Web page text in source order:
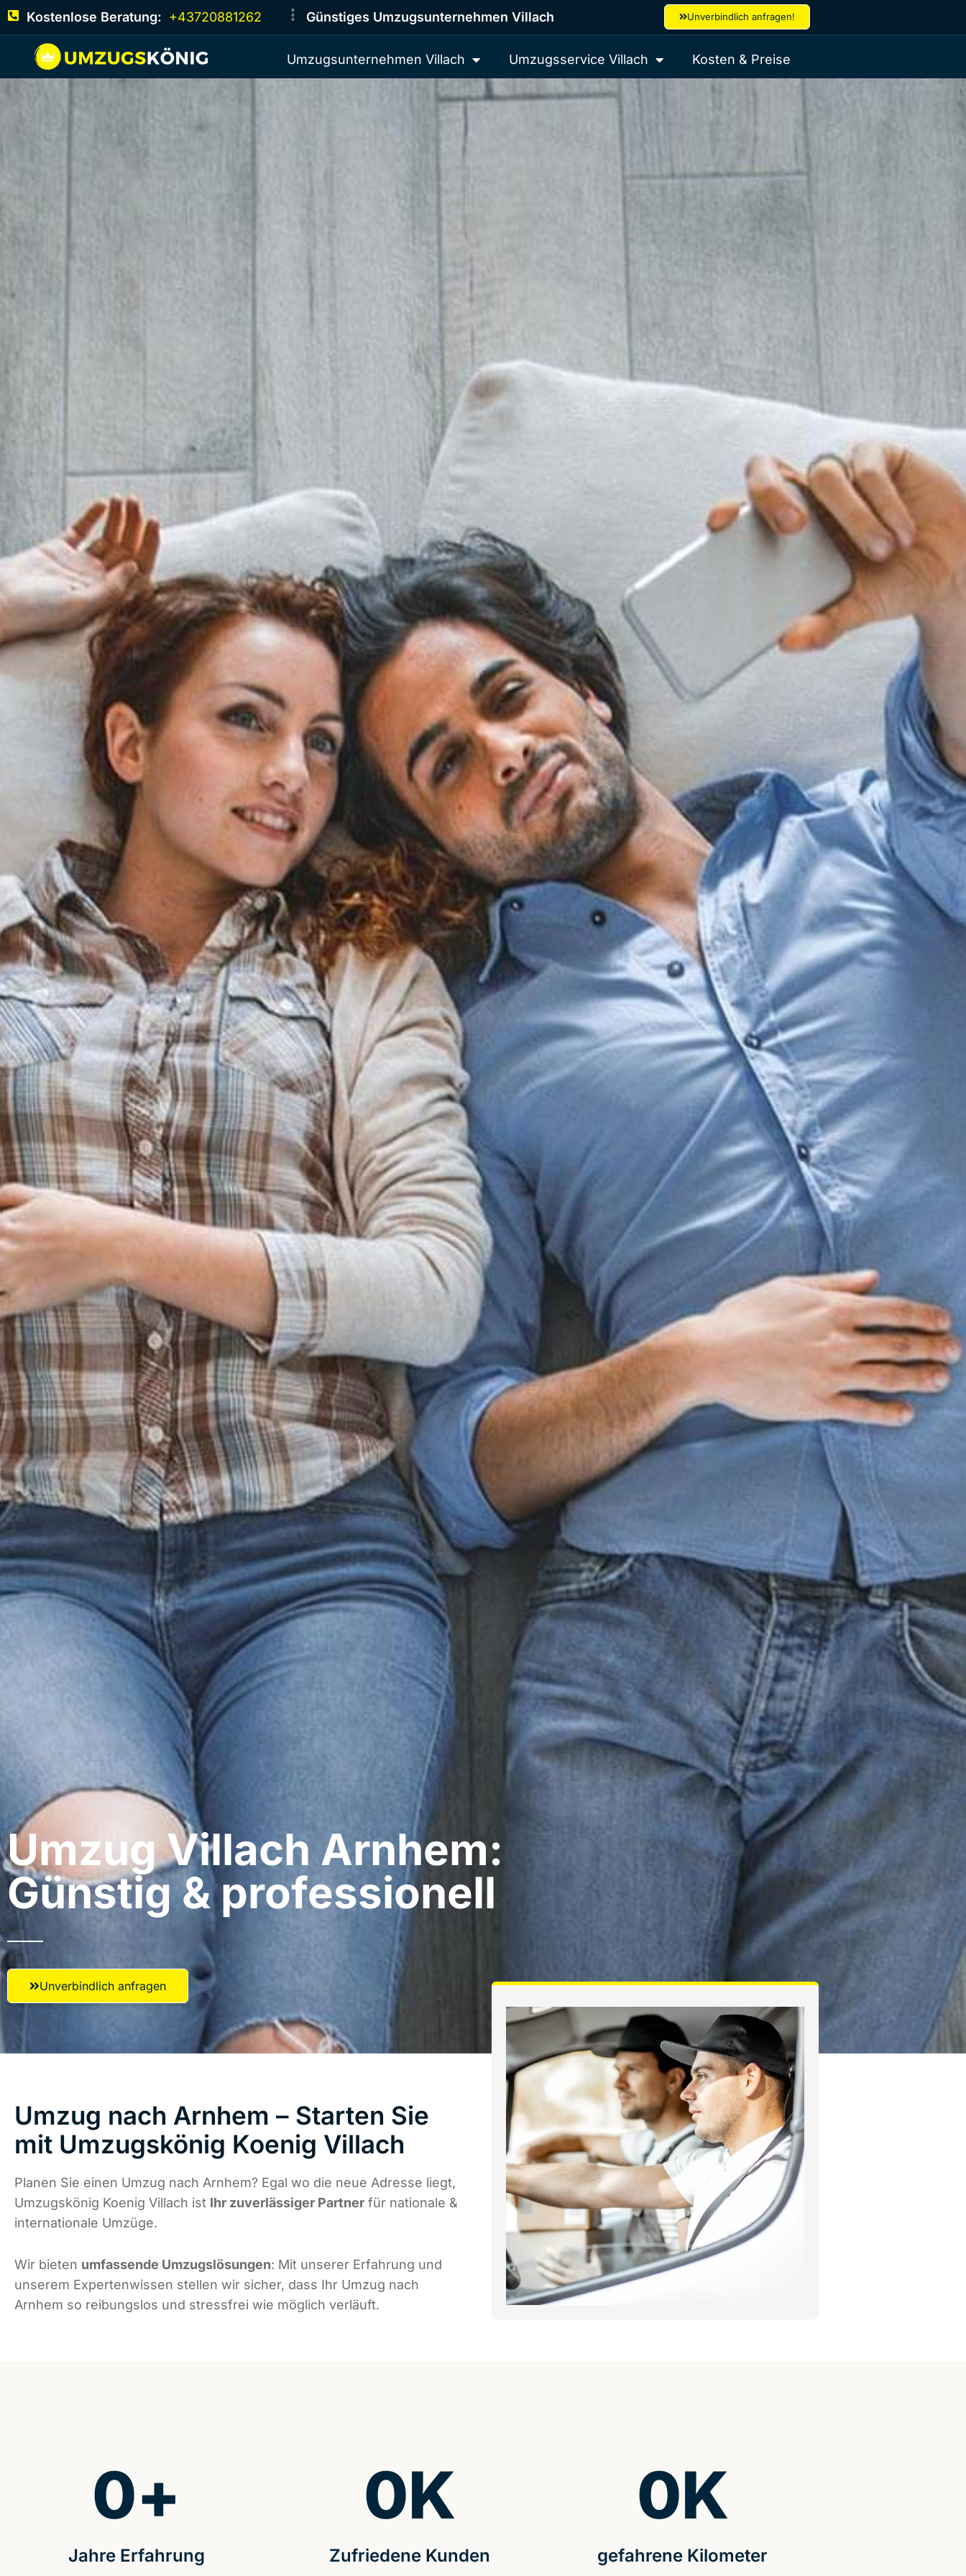
Kostenlose Beratung: +43720881262 Günstiges Umzugsunternehmen Villach Unverbindlich anfragen!
Umzugsunternehmen Villach Umzugsservice Villach Kosten & Preise
Umzug Villach​ Arnhem:
Günstig & professionell​
Unverbindlich anfragen
Umzug nach Arnhem – Starten Sie
mit Umzugskönig Koenig Villach
Planen Sie einen Umzug nach Arnhem? Egal wo die neue Adresse liegt,
Umzugskönig Koenig Villach ist Ihr zuverlässiger Partner für nationale &
internationale Umzüge.
Wir bieten umfassende Umzugslösungen: Mit unserer Erfahrung und
unserem Expertenwissen stellen wir sicher, dass Ihr Umzug nach
Arnhem so reibungslos und stressfrei wie möglich verläuft.
Jahre Erfahrung
0+
Zufriedene Kunden
0K
gefahrene Kilometer
0K